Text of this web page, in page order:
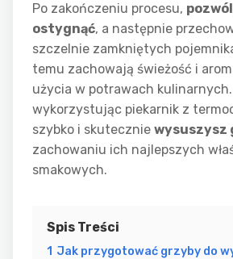
Po zakończeniu procesu,
ostygnąć, a następnie
szczelnie zamkniętych
temu zachowają świeżość i
użycia w potrawach kulinarnych.
wykorzystując piekarnik z
szybko i skutecznie wysuszysz
zachowaniu ich najlepszych
smakowych.
Spis Treści
1 Jak przygotować grzyby do